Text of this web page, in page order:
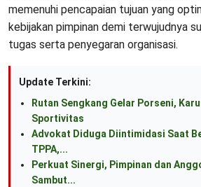
memenuhi pencapaian tujuan yang
kebijakan pimpinan demi terwujudnya
tugas serta penyegaran organisasi.
Update Terkini:
Rutan Sengkang Gelar Porseni,
Sportivitas
Advokat Diduga Diintimidasi Saat
TPPA,...
Perkuat Sinergi, Pimpinan dan
Sambut...